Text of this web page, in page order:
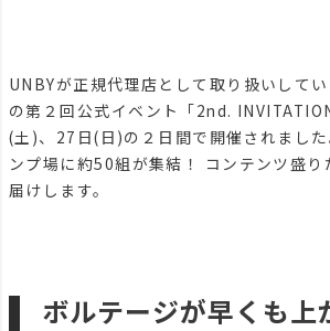
UNBYが正規代理店として取り扱いして
の第２回公式イベント「2nd.
(土)、27日(日)の２日間で開催されまし
ンプ場に約50組が集結！ コンテンツ盛り
届けします。
ボルテージが早くも上